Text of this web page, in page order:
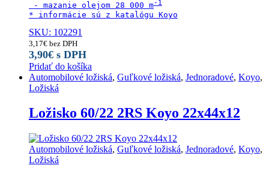
- mazanie olejom 28 000 m
* informácie sú z katalógu Koyo
SKU: 102291
3,17€ bez DPH
3,90€ s DPH
Pridať do košíka
Automobilové ložiská, Guľkové ložiská, Jednoradové, Koyo,
Ložiská
Ložisko 60/22 2RS Koyo 22x44x12
Automobilové ložiská, Guľkové ložiská, Jednoradové, Koyo,
Ložiská